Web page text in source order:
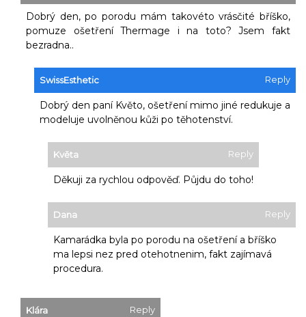
Dobrý den, po porodu mám takovéto vrásčité bříško,
pomuze ošetření Thermage i na toto? Jsem fakt
bezradna..
SwissEsthetic Reply
Dobrý den paní Květo, ošetření mimo jiné redukuje a
modeluje uvolněnou kůži po těhotenství.
Květa Reply
Děkuji za rychlou odpověď. Půjdu do toho!
Dana Reply
Kamarádka byla po porodu na ošetření a bříško
ma lepsi nez pred otehotnenim, fakt zajímavá
procedura.
Klára Reply